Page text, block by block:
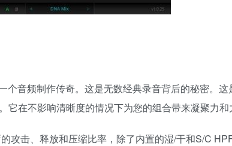
个音频制作传奇。这是无数经典录音背后的秘密。
在不影响清晰度的情况下为您的组合带来凝聚力和
攻击、释放和压缩比率，除了内置的湿/干和S/C